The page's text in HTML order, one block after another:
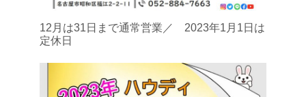
12月は31日まで通常営業／ 2023年1月1日は
定休日